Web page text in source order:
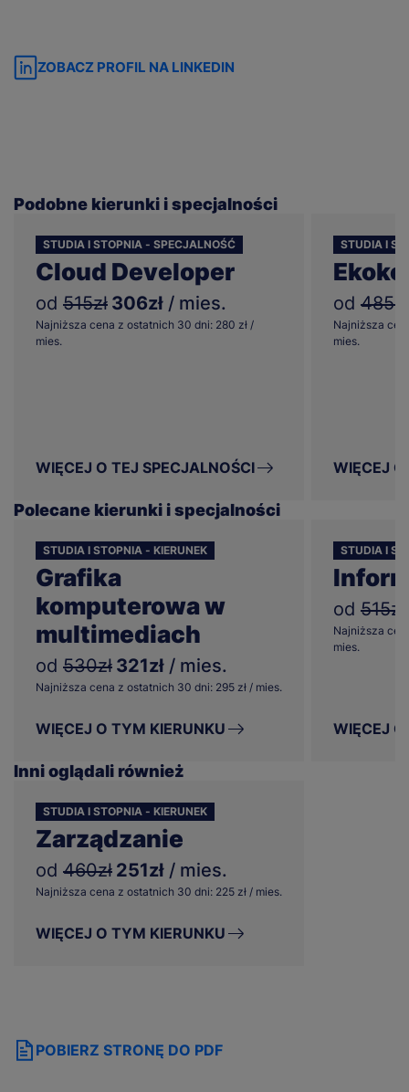
ZOBACZ PROFIL NA LINKEDIN
Podobne kierunki i specjalności
STUDIA I STOPNIA - SPECJALNOŚĆ
Cloud Developer
od 515zł 306zł / mies.
Najniższa cena z ostatnich 30 dni: 280 zł /
mies.
WIĘCEJ O TEJ SPECJALNOŚCI
STUDIA I
od 485zł
Najniższa
mies.
WIĘCEJ
Polecane kierunki i specjalności
STUDIA I STOPNIA - KIERUNEK
Grafika
komputerowa w
multimediach
od 530zł 321zł / mies.
Najniższa cena z ostatnich 30 dni: 295 zł / mies.
WIĘCEJ O TYM KIERUNKU
STUDIA I
od 515zł
Najniższa
mies.
WIĘCEJ
Inni oglądali również
STUDIA I STOPNIA - KIERUNEK
Zarządzanie
od 460zł 251zł / mies.
Najniższa cena z ostatnich 30 dni: 225 zł / mies.
WIĘCEJ O TYM KIERUNKU
POBIERZ STRONĘ DO PDF